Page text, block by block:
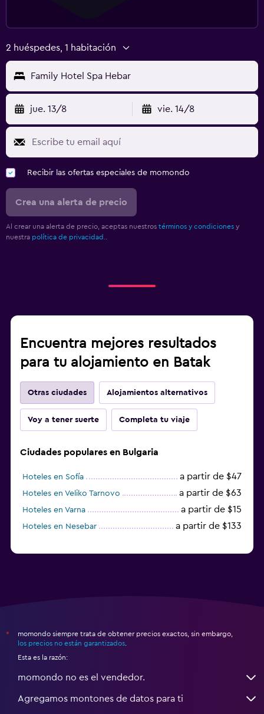
2 huéspedes, 1 habitación
Family Hotel Spa Hebar
jue. 13/8 vie. 14/8
Recibir las ofertas especiales de momondo
Crea una alerta de precio
Al crear una alerta de precio, aceptas nuestros términos y condiciones y
nuestra política de privacidad.
Encuentra mejores resultados
para tu alojamiento en Batak
Otras ciudades Alojamientos alternativos
Voy a tener suerte Completa tu viaje
Ciudades populares en Bulgaria
Hoteles en Sofía a partir de $47
Hoteles en Veliko Tarnovo a partir de $63
Hoteles en Varna a partir de $15
Hoteles en Nesebar a partir de $133
*
momondo siempre trata de obtener precios exactos, sin embargo,
los precios no están garantizados
Esta es la razón:
momondo no es el vendedor.
Agregamos montones de datos para ti